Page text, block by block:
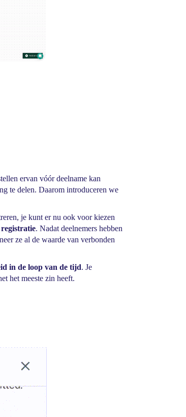
ervan vóór deelname kan
te delen. Daarom introduceren we
je kunt er nu ook voor kiezen
. Nadat deelnemers hebben
ze al de waarde van verbonden
in de loop van de tijd. Je
het meeste zin heeft.